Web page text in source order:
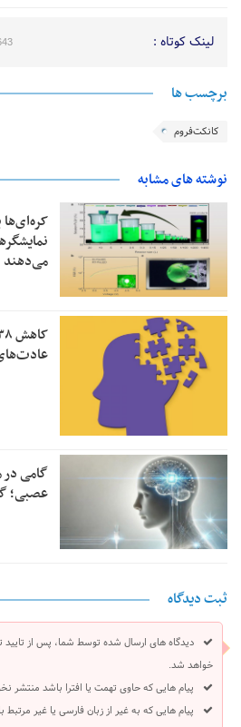
لینک کوتاه :
برچسب ها
کانکت‌فروم
نوشته های مشابه
کره‌ای‌ها
می‌دهند
گامی در
عصبی؛
ثبت دیدگاه
دیدگاه های ارسال شده توسط شما، پس از
خواهد شد.
پیام هایی که حاوی تهمت یا افترا باشد منتشر
پیام هایی که به غیر از زبان فارسی یا غیر